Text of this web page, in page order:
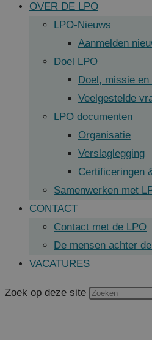
OVER DE LPO
LPO-Nieuws
Aanmelden
Doel LPO
Doel, missie
Veelgestelde
LPO documenten
Organisatie
Verslaglegging
Certificeringen
Samenwerken met
CONTACT
Contact met de LPO
De mensen achter
VACATURES
Zoek op deze site